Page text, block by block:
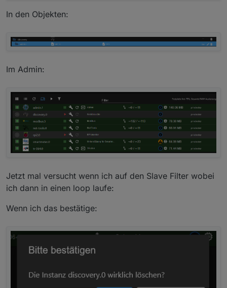
In den Objekten:
Im Admin:
Jetzt mal versucht wenn ich auf den Slave Filter wobei
ich dann in einen loop laufe:
Wenn ich das bestätige: